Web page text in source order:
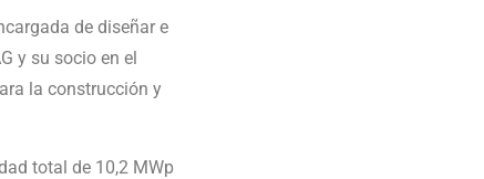
de diseñar e
y su socio en el
la construcción y
total de 10,2 MWp